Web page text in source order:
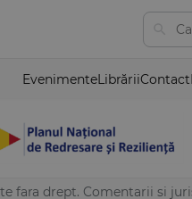
EvenimenteLibrăriiContact
fara drept. Comentarii si